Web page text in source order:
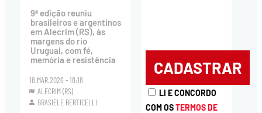
9ª edição reuniu
brasileiros e argentinos
em Alecrim (RS), às
margens do rio
Uruguai, com fé,
memória e resistência
18.MAR.2026 - 18:18
ALECRIM (RS)
GRASIELE BERTICELLI
LI E CONCORDO
COM OSTERMOS DE